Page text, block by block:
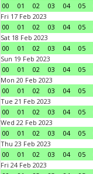
00
01 02 03 04 05
Fri 17 Feb 2023
00
01 02 03 04 05
Sat 18 Feb 2023
00
01 02 03 04 05
Sun 19 Feb 2023
00
01 02 03 04 05
Mon 20 Feb 2023
00
01 02 03 04 05
Tue 21 Feb 2023
00
01 02 03 04 05
Wed 22 Feb 2023
00
01 02 03 04 05
Thu 23 Feb 2023
00
01 02 03 04 05
Fri 24 Feb 2023